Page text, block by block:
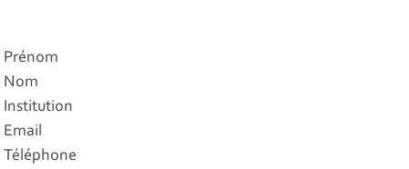
Prénom
Nom
Institution
Email
Téléphone